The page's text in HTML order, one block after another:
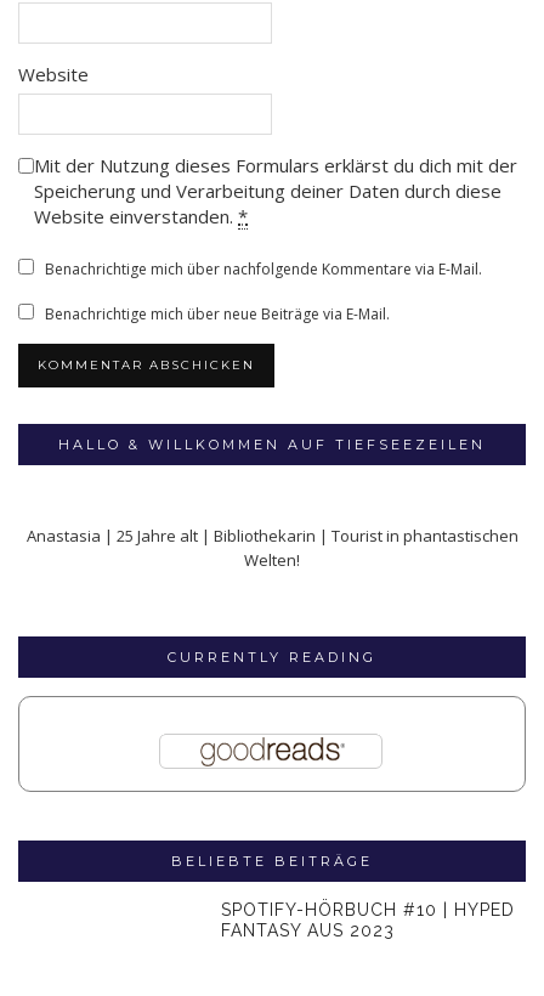
Website
Mit der Nutzung dieses Formulars erklärst du dich mit der
Speicherung und Verarbeitung deiner Daten durch diese
Website einverstanden. *
Benachrichtige mich über nachfolgende Kommentare via E-Mail.
Benachrichtige mich über neue Beiträge via E-Mail.
HALLO & WILLKOMMEN AUF TIEFSEEZEILEN
Anastasia | 25 Jahre alt | Bibliothekarin | Tourist in phantastischen
Welten!
CURRENTLY READING
BELIEBTE BEITRÄGE
SPOTIFY-HÖRBUCH #10 | HYPED
FANTASY AUS 2023